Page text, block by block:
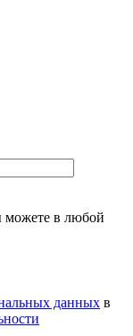
можете в любой
данных в